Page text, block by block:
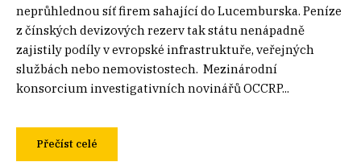
neprůhlednou síť firem sahající do Lucemburska. Peníze
z čínských devizových rezerv tak státu nenápadně
zajistily podíly v evropské infrastruktuře, veřejných
službách nebo nemovistostech. Mezinárodní
konsorcium investigativních novinářů OCCRP...
Přečíst celé